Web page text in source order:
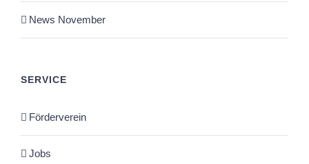
News November
SERVICE
Förderverein
Jobs